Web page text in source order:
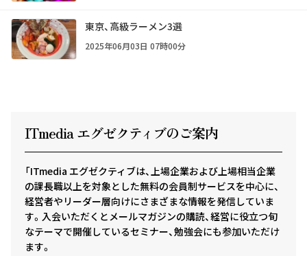
東京、高級ラーメン3選
2025年06月03日 07時00分
ITmedia エグゼクティ ブのご案内
「ITmedia エグゼクティブは、上場企業および上場相当企業
の課長職以上を対象とした無料の会員制サービスを中心に、
経営者やリーダー層向けにさまざまな情報を発信していま
す。入会いただくとメールマガジンの購読、経営に役立つ旬
なテーマで開催しているセミナー、勉強会にも参加いただけ
ます。